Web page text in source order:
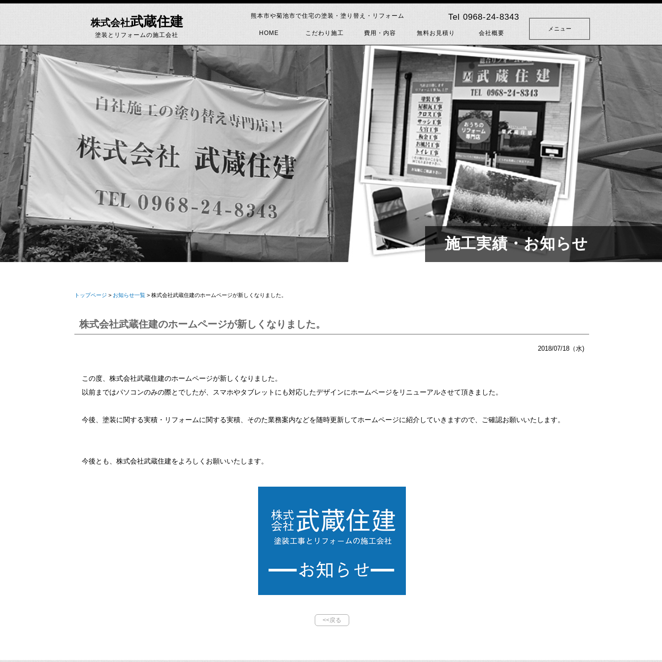
メニュー
HOME こだわり施工 費用・内容 無料お見積り 会社概要
塗装とリフォームの施工会社
株式会社武蔵住建 熊本市や菊池市で住宅の塗装・塗り替え・リフォーム Tel 0968-24-8343
施工実績・お知らせ
トップページ > お知らせ一覧 > 株式会社武蔵住建のホームページが新しくなりました。
株式会社武蔵住建のホームページが新しくなりました。
2018/07/18（水)
この度、株式会社武蔵住建のホームページが新しくなりました。
以前まではパソコンのみの際とでしたが、スマホやタブレットにも対応したデザインにホームページをリニューアルさせて頂きました。
今後、塗装に関する実積・リフォームに関する実積、そのた業務案内などを随時更新してホームページに紹介していきますので、ご確認お願いいたします。
今後とも、株式会社武蔵住建をよろしくお願いいたします。
<<戻る